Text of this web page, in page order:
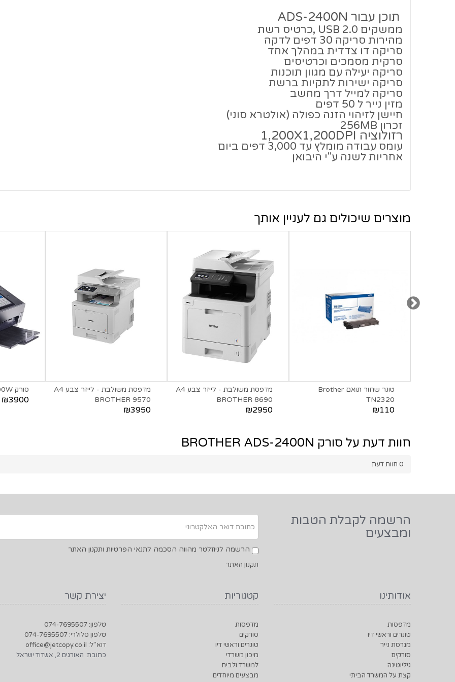
תוכן עבור ADS-2400N
ממשקים USB 2.0
,כרטיס רשת
מהירות סריקה 30 דפים לדקה
סריקה דו צדדית במהלך אחד
סרקית מסמכים וכרטיסים
סריקה יעילה עם מגוון תוכנות
סריקה ישירות לתקיות ברשת
סריקה למייל דרך מחשב
מזין נייר ל 50 דפים
חיישן לזיהוי הזנה כפולה (אולטרא סוני)
זכרון 256MB
רזולוציה 1,200X1,200DPI
עומס עבודה מומלץ עד 3,000 דפים ביום
אחריות לשנה ע"י היבואן
מוצרים שיכולים גם לעניין אותך
סורק Brother ADS-3600W
₪3900
מדפסת משולבת - לייזר צבע A4
BROTHER 9570
₪3950
מדפסת משולבת - לייזר צבע A4
BROTHER 8690
₪2950
טונר ‏שחור תואם Brother
TN2320
₪110
חוות דעת על סורק BROTHER ADS-2400N
0 חוות דעת
הרשמה לקבלת הטבות
ומבצעים
הרשמה לניוזלטר מהווה הסכמה לתנאי הפרטיות ותקנון האתר
תקנון האתר
אודותינו
מדפסות
טונרים וראשי דיו
מגרסת נייר
סורקים
גיליוטינה
קצת על המשרד הביתי
קטגוריות
מדפסות
סורקים
טונרים וראשי דיו
מיכון משרדי
למשרד ולבית
מבצעים מיוחדים
יצירת קשר
טלפון: 074-7695507
טלפון סלולרי: 074-7695507
דוא"ל: office@jetcopy.co.il
כתובת: האורגים 2, אשדוד ישראל